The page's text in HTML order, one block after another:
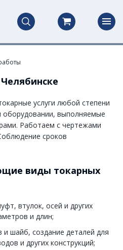
услуги любой степени
выполняемые
Работаем с чертежами
сроков
виды токарных
втулок, осей и других
и длин;
шайб, создание деталей для
и других конструкций;